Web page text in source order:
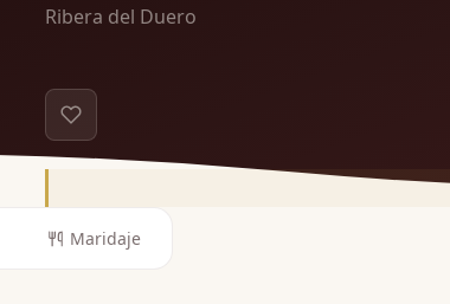
Ribera del Duero
Maridaje